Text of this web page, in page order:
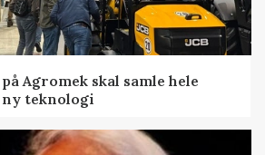
Agromek skal samle hele
teknologi